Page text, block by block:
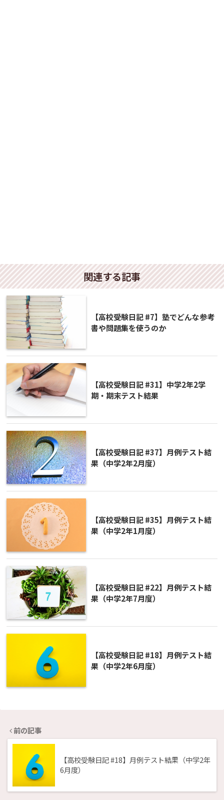
関連する記事
【高校受験日記 #7】塾でどんな参考
書や問題集を使うのか
【高校受験日記 #31】中学2年2学
期・期末テスト結果
【高校受験日記 #37】月例テスト結
果（中学2年2月度）
【高校受験日記 #35】月例テスト結
果（中学2年1月度）
【高校受験日記 #22】月例テスト結
果（中学2年7月度）
【高校受験日記 #18】月例テスト結
果（中学2年6月度）
前の記事
【高校受験日記 #18】月例テスト結果（中学2年
6月度）